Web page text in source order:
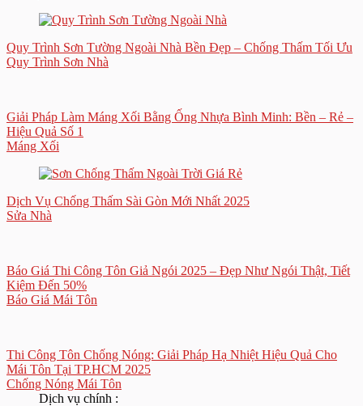
Quy Trình Sơn Tường Ngoài Nhà Bền Đẹp – Chống Thấm Tối Ưu
Quy Trình Sơn Nhà
Giải Pháp Làm Máng Xối Bằng Ống Nhựa Bình Minh: Bền – Rẻ –
Hiệu Quả Số 1
Máng Xối
Dịch Vụ Chống Thấm Sài Gòn Mới Nhất 2025
Sửa Nhà
Báo Giá Thi Công Tôn Giả Ngói 2025 – Đẹp Như Ngói Thật, Tiết
Kiệm Đến 50%
Báo Giá Mái Tôn
Thi Công Tôn Chống Nóng: Giải Pháp Hạ Nhiệt Hiệu Quả Cho
Mái Tôn Tại TP.HCM 2025
Chống Nóng Mái Tôn
Dịch vụ chính :